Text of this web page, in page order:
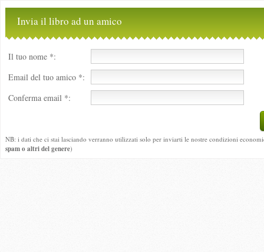
Invia il libro ad un amico
Il tuo nome *:
Email del tuo amico *:
Conferma email *:
NB: i dati che ci stai lasciando verranno utilizzati solo per inviarti le nostre condizioni
spam o altri del genere)